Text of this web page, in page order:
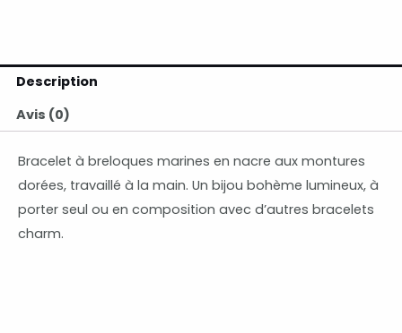
Description
Avis (0)
Bracelet à breloques marines en nacre aux montures
dorées, travaillé à la main. Un bijou bohème lumineux, à
porter seul ou en composition avec d’autres bracelets
charm.